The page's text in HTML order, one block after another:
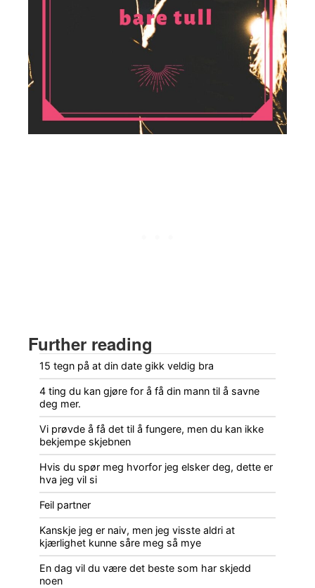
Further reading
15 tegn på at din date gikk veldig bra
4 ting du kan gjøre for å få din mann til å savne
deg mer.
Vi prøvde å få det til å fungere, men du kan ikke
bekjempe skjebnen
Hvis du spør meg hvorfor jeg elsker deg, dette er
hva jeg vil si
Feil partner
Kanskje jeg er naiv, men jeg visste aldri at
kjærlighet kunne såre meg så mye
En dag vil du være det beste som har skjedd
noen